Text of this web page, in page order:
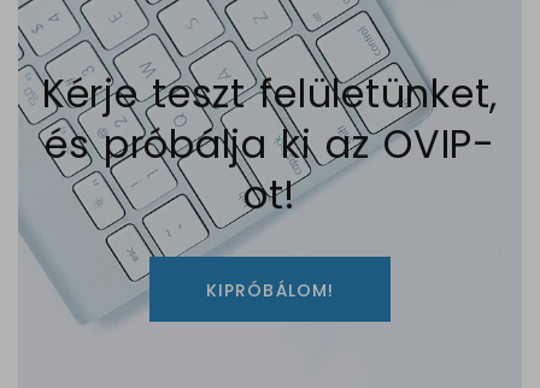
Kérje teszt felületünket,
és próbálja ki az OVIP-
ot!
KIPRÓBÁLOM!